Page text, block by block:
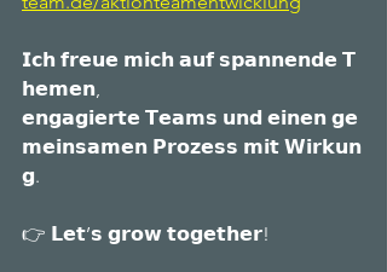
𝗜𝗰𝗵 𝗳𝗿𝗲𝘂𝗲 𝗺𝗶𝗰𝗵 𝗮𝘂𝗳 𝘀𝗽𝗮𝗻𝗻𝗲𝗻𝗱𝗲 𝗧
𝗵𝗲𝗺𝗲𝗻,
𝗲𝗻𝗴𝗮𝗴𝗶𝗲𝗿𝘁𝗲 𝗧𝗲𝗮𝗺𝘀 𝘂𝗻𝗱 𝗲𝗶𝗻𝗲𝗻 𝗴𝗲
𝗺𝗲𝗶𝗻𝘀𝗮𝗺𝗲𝗻 𝗣𝗿𝗼𝘇𝗲𝘀𝘀 𝗺𝗶𝘁 𝗪𝗶𝗿𝗸𝘂𝗻
𝗴.
👉 𝗟𝗲𝘁’𝘀 𝗴𝗿𝗼𝘄 𝘁𝗼𝗴𝗲𝘁𝗵𝗲𝗿!